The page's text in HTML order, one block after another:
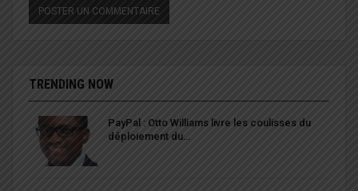
TRENDING NOW
PayPal : Otto Williams livre les coulisses du
déploiement du…